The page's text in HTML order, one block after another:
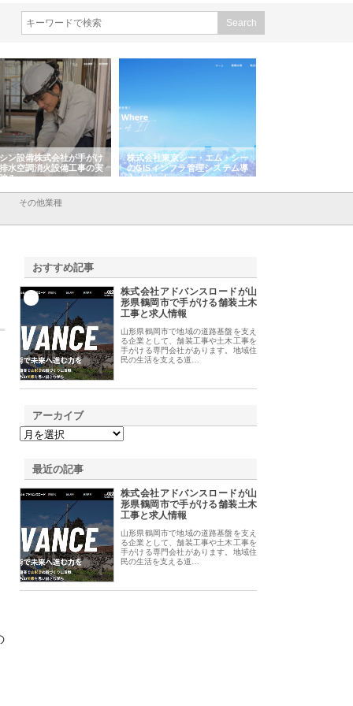
会社東京シー・エム・シー
インフラ管理システム導
リット
株式会社アクアスペースが水中
から陸上まで一貫施工できる理
由
その他業種
おすすめ記事
株式会社アドバンスロードが山
形県鶴岡市で手がける舗装土木
工事と求人情報
山形県鶴岡市で地域の道路基盤を支え
る企業として、舗装工事や土木工事を
手がける専門会社があります。地域住
民の生活を支える道…
アーカイブ
最近の記事
株式会社アドバンスロードが山
形県鶴岡市で手がける舗装土木
工事と求人情報
山形県鶴岡市で地域の道路基盤を支え
る企業として、舗装工事や土木工事を
手がける専門会社があります。地域住
民の生活を支える道…